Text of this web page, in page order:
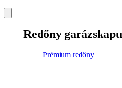
Redőny garázskapu
Prémium redőny